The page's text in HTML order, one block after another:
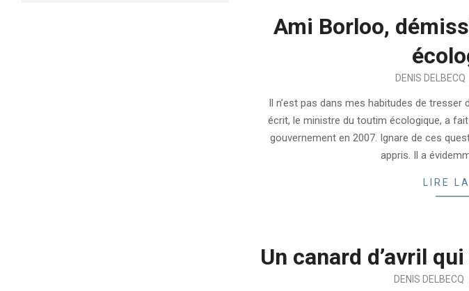
Ami Borloo,
DENIS DELBECQ
Il n’est pas dans mes habitudes de tresser
écrit, le ministre du toutim écologique, a
gouvernement en 2007. Ignare de ces
appris. Il a
LIRE
Un canard d’avril
DENIS DELBECQ